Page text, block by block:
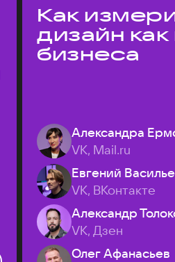
Как
дизайн
бизнеса
Александра
VK, Mail.ru
Евгений
VK, ВКонтакте
Александр
VK, Дзен
Олег Афанасьев